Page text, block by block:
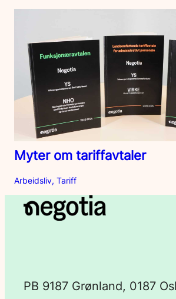
Myter om tariffavtaler
Arbeidsliv, Tariff
PB 9187 Grønland, 0187